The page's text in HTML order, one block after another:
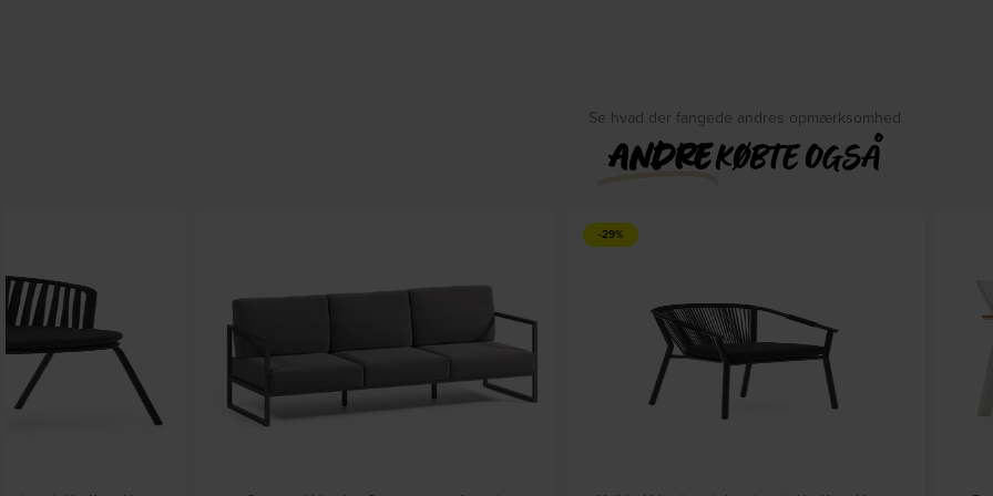
Se hvad der fangede andres opmærksomhed
ANDREKØBTE OGSÅ
-29%